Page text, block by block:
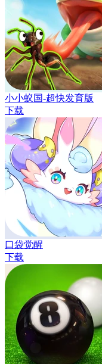
小小蚁国-超快发育版
下载
口袋觉醒
下载